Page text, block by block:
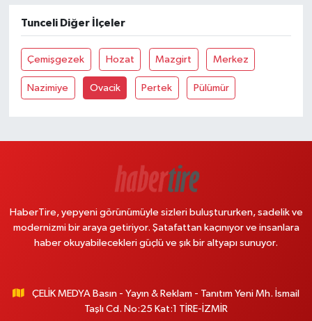
Tunceli Diğer İlçeler
Çemişgezek Hozat Mazgirt Merkez
Nazimiye Ovacik Pertek Pülümür
HaberTire, yepyeni görünümüyle sizleri buluştururken, sadelik ve
modernizmi bir araya getiriyor. Şatafattan kaçınıyor ve insanlara
haber okuyabilecekleri güçlü ve şık bir altyapı sunuyor.
ÇELİK MEDYA Basın - Yayın & Reklam - Tanıtım Yeni Mh. İsmail
Taşlı Cd. No:25 Kat:1 TİRE-İZMİR